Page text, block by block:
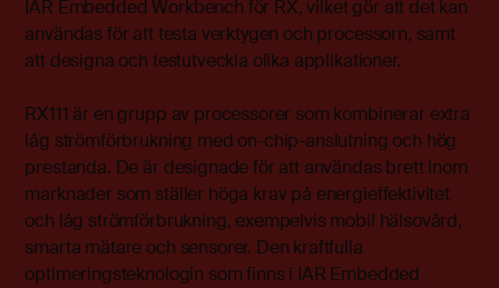
IAR Embedded Workbench för RX, vilket gör att det kan
användas för att testa verktygen och processorn, samt
att designa och testutveckla olika applikationer.
RX111 är en grupp av processorer som kombinerar extra
låg strömförbrukning med on-chip-anslutning och hög
prestanda. De är designade för att användas brett inom
marknader som ställer höga krav på energieffektivitet
och låg strömförbrukning, exempelvis mobil hälsovård,
smarta mätare och sensorer. Den kraftfulla
optimeringsteknologin som finns i IAR Embedded